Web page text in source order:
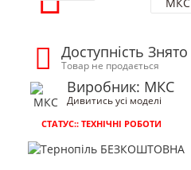
Доступність
Товар не продається
Виробник: МКС
Дивитись усі моделі
СТАТУС:: ТЕХНІЧНІ РОБОТИ